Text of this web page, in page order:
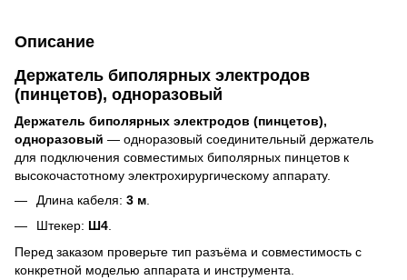
Описание
Держатель биполярных электродов
(пинцетов), одноразовый
Держатель биполярных электродов (пинцетов),
одноразовый — одноразовый соединительный держатель
для подключения совместимых биполярных пинцетов к
высокочастотному электрохирургическому аппарату.
Длина кабеля: 3 м
Штекер: Ш4.
Перед заказом проверьте тип разъёма и совместимость с
конкретной моделью аппарата и инструмента.